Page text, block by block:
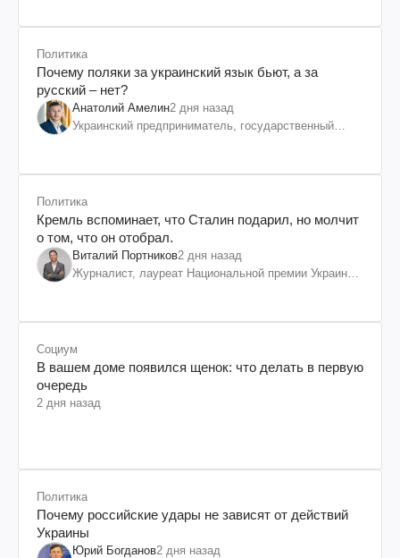
Политика
Почему поляки за украинский язык бьют, а за
русский – нет?
Анатолий Амелин2 дня назад
Украинский предприниматель, государственный
Политика
Кремль вспоминает, что Сталин подарил, но молчит
о том, что он отобрал.
Виталий Портников2 дня назад
Журналист, лауреат Национальной премии Украины
Социум
В вашем доме появился щенок: что делать в первую
очередь
2 дня назад
Политика
Почему российские удары не зависят от действий
Украины
Юрий Богданов2 дня назад